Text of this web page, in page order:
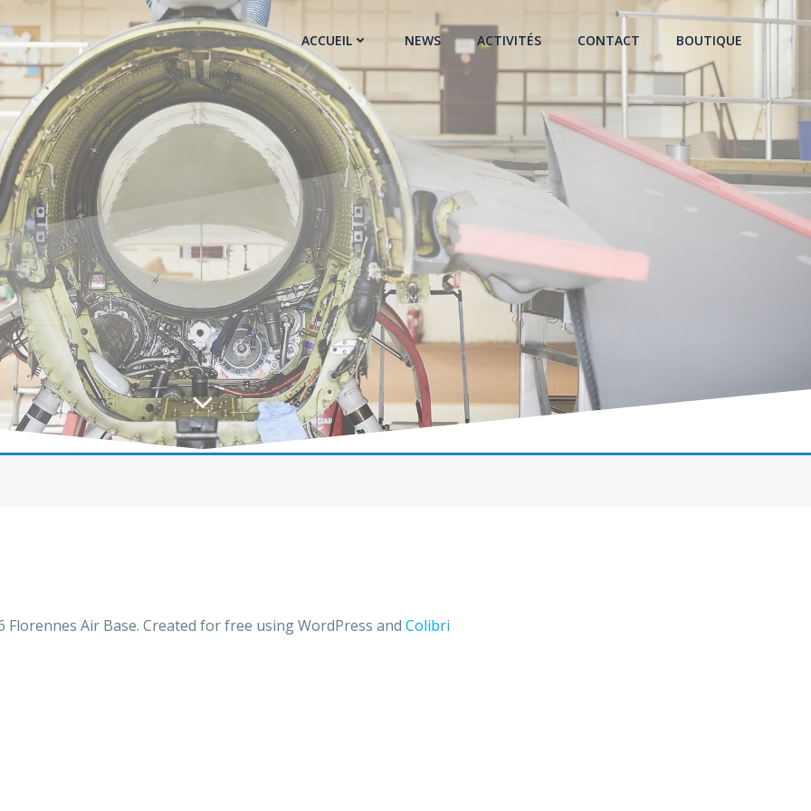
ACCUEIL NEWS ACTIVITÉS CONTACT BOUTIQUE
Florennes Air Base. Created for free using WordPress and Colibri